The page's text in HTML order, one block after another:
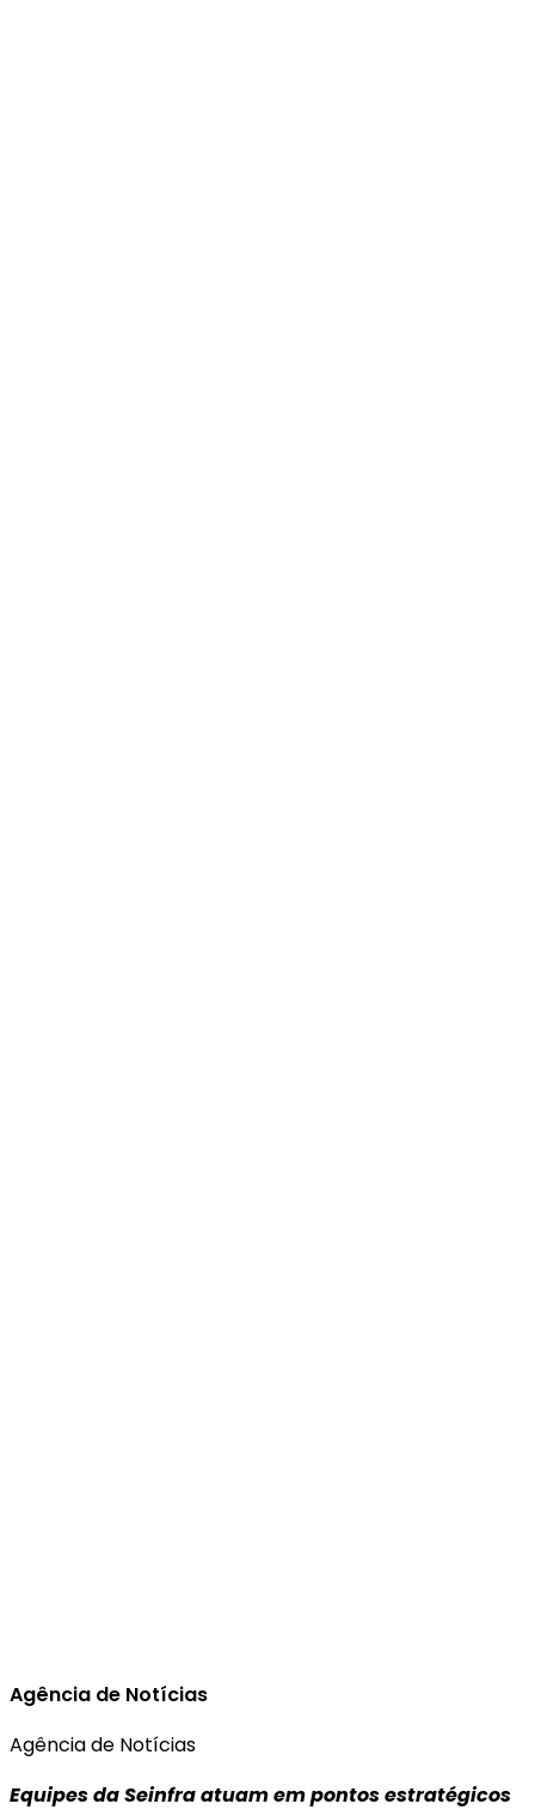
Agência de Notícias
Agência de Notícias
Equipes da Seinfra atuam em pontos estratégicos